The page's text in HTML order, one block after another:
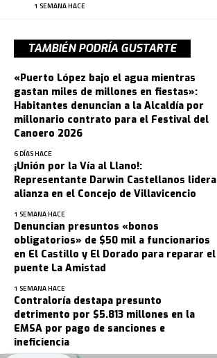
1 SEMANA HACE
TAMBIÉN PODRÍA GUSTARTE
«Puerto López bajo el agua mientras
gastan miles de millones en fiestas»:
Habitantes denuncian a la Alcaldía por
millonario contrato para el Festival del
Canoero 2026
6 DÍAS HACE
¡Unión por la Vía al Llano!:
Representante Darwin Castellanos lidera
alianza en el Concejo de Villavicencio
1 SEMANA HACE
Denuncian presuntos «bonos
obligatorios» de $50 mil a funcionarios
en El Castillo y El Dorado para reparar el
puente La Amistad
1 SEMANA HACE
Contraloría destapa presunto
detrimento por $5.813 millones en la
EMSA por pago de sanciones e
ineficiencia